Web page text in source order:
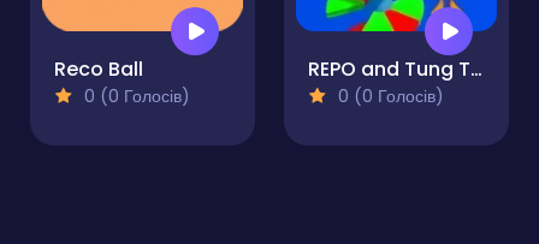
Reco Ball
0 (0 Голосів)
REPO and Tung Tung Sahur: Helix Hop
0 (0 Голосів)